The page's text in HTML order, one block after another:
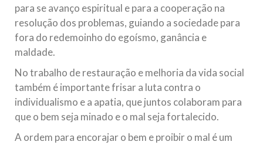
Brasil recebeu em sua sede, em São Paulo, o ex-ministro das
Relações Exteriores da República Islâmica do Irã, Sr. Kamal
Kharrazi, que encontra-se visitando
para se avanço espiritual e para a cooperação na
resolução dos problemas, guiando a sociedade para
fora do redemoinho do egoísmo, ganância e
maldade.
No trabalho de restauração e melhoria da vida social
também é importante frisar a luta contra o
individualismo e a apatia, que juntos colaboram para
que o bem seja minado e o mal seja fortalecido.
A ordem para encorajar o bem e proibir o mal é um